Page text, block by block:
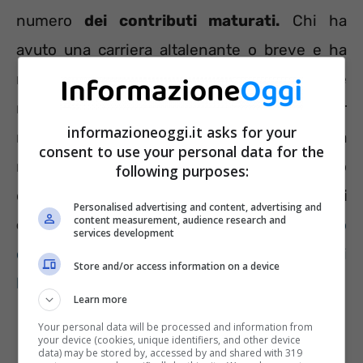
numero dei contributi maturati. Chi ha
avuto una carriera altalenante o breve e ha
maturato solo venti anni di contributi deve
necessariamente attendere i 67 anni per
richiedere la pensione di vecchiaia? In realtà
no dato che alcuni escamotage consentono
di lasciare il lavoro anche
con 15 anni di
contributi.Parliamo delle deroghe Amato
che si rivolgono, però, ad una stretta platea di
beneficiari
informazioneoggi.it asks for your
consent to use your personal data for the
following purposes:
Personalised advertising and content, advertising and
content measurement, audience research and
services development
Store and/or access information on a device
Learn more
Your personal data will be processed and information from
your device (cookies, unique identifiers, and other device
data) may be stored by, accessed by and shared with 319